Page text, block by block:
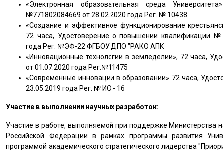
«Электронная образовательная среда
№771802084669 от 28.02.2020 года Рег. № 10438
«Создание и эффективное функционирование
72 часа, Удостоверение о повышении квалификации
года Рег. №ЭФ-22 ФГБОУ ДПО "РАКО АПК
«Инновационные технологии в земледелии», 72 часа,
от 01.07.2020 года Рег.№11475
«Современные инновации в образовании» 72 часа,
23.05.2019 года Рег. № ИО - 16
Участие в выполнении научных разработок:
Участие в работе, выполняемой при поддержке Министерства
Российской Федерации в рамках программы развития
программой академического стратегического лидерства